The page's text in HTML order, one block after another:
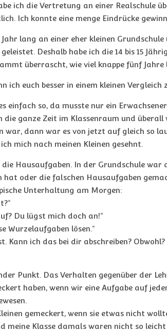
ich die Vertretung an einer Realschule
Ich konnte eine menge Eindrücke
lang an einer eher kleinen
Deshalb habe ich die 14 bis 15
überrascht, wie viel knappe fünf Jahre
ich euch besser in einem kleinen Vergleich
einfach so, da musste nur ein
die ganze Zeit im Klassenraum und
war, dann war es von jetzt auf gleich so
mich nach meinen Kleinen gesehnt.
Hausaufgaben. In der Grundschule war
hat oder die falschen Hausaufgaben
Unterhaltung am Morgen:
Du lügst mich doch an!“
Wurzelaufgaben lösen.“
Kann ich das bei dir abschreiben?
Punkt. Das Verhalten gegenüber der
haben, wenn wir eine Aufgabe auf
gemeckert, wenn sie etwas nicht
meine Klasse damals waren nicht so